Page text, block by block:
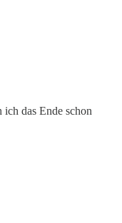
ich das Ende schon